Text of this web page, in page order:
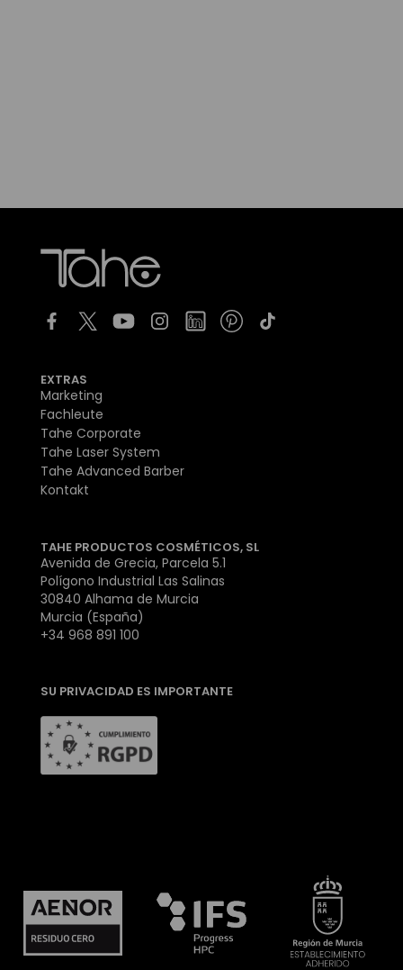
EXTRAS
Marketing
Fachleute
Tahe Corporate
Tahe Laser System
Tahe Advanced Barber
Kontakt
TAHE PRODUCTOS COSMÉTICOS, SL
Avenida de Grecia, Parcela 5.1
Polígono Industrial Las Salinas
30840 Alhama de Murcia
Murcia (España)
+34 968 891 100
SU PRIVACIDAD ES IMPORTANTE